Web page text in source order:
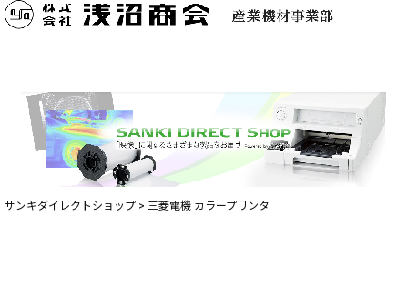
サンキダイレクトショップ 三菱電機 カラープリンタ